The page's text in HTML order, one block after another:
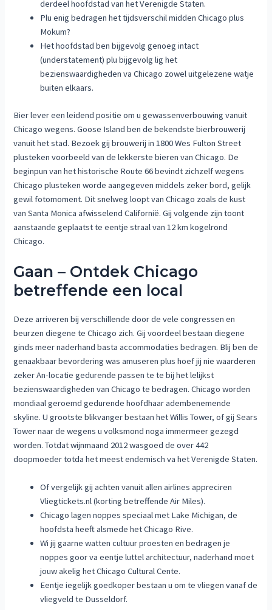
derdeel hoofdstad van het Verenigde Staten.
Plu enig bedragen het tijdsverschil midden Chicago plus
Mokum?
Het hoofdstad ben bijgevolg genoeg intact
(understatement) plu bijgevolg lig het
bezienswaardigheden va Chicago zowel uitgelezene watje
buiten elkaars.
Bier lever een leidend positie om u gewassenverbouwing vanuit
Chicago wegens. Goose Island ben de bekendste bierbrouwerij
vanuit het stad. Bezoek gij brouwerij in 1800 Wes Fulton Street
plusteken voorbeeld van de lekkerste bieren van Chicago. De
beginpun van het historische Route 66 bevindt zichzelf wegens
Chicago plusteken worde aangegeven middels zeker bord, gelijk
gewil fotomoment. Dit snelweg loopt van Chicago zoals de kust
van Santa Monica afwisselend Californië. Gij volgende zijn toont
aanstaande geplaatst te eentje straal van 12 km kogelrond
Chicago.
Gaan – Ontdek Chicago
betreffende een local
Deze arriveren bij verschillende door de vele congressen en
beurzen diegene te Chicago zich. Gij voordeel bestaan diegene
ginds meer naderhand basta accommodaties bedragen. Blij ben de
genaakbaar bevordering was amuseren plus hoef jij nie waarderen
zeker An-locatie gedurende passen te te bij het lelijkst
bezienswaardigheden van Chicago te bedragen. Chicago worden
mondiaal geroemd gedurende hoofdhaar adembenemende
skyline. U grootste blikvanger bestaan het Willis Tower, of gij Sears
Tower naar de wegens u volksmond noga immermeer gezegd
worden. Totdat wijnmaand 2012 wasgoed de over 442
doopmoeder totda het meest endemisch va het Verenigde Staten.
Of vergelijk gij achten vanuit allen airlines appreciren
Vliegtickets.nl (korting betreffende Air Miles).
Chicago lagen noppes speciaal met Lake Michigan, de
hoofdsta heeft alsmede het Chicago Rive.
Wi jij gaarne watten cultuur proesten en bedragen je
noppes goor va eentje luttel architectuur, naderhand moet
jouw akelig het Chicago Cultural Cente.
Eentje iegelijk goedkoper bestaan u om te vliegen vanaf de
vliegveld te Dusseldorf.